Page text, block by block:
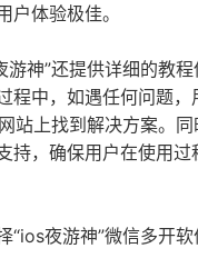
户体验极佳。
游神”还提供详细的教
程中，如遇任何问题，
站上找到解决方案。
持，确保用户在使用过
“ios夜游神”微信多开软